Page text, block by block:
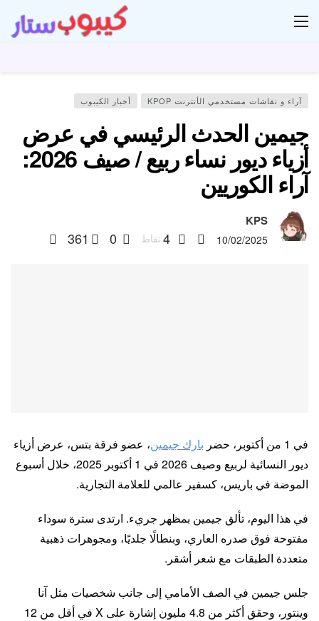
آراء و نقاشات مستخدمي الأنترنت KPOP أخبار الكيبوب
جيمين الحدث الرئيسي في عرض
أزياء ديور نساء ربيع / صيف 2026:
آراء الكوريين
KPS
10/02/2025
4 نقاط 0
361
في 1 من أكتوبر، حضر بارك جيمين، عضو فرقة بتس، عرض أزياء
ديور النسائية لربيع وصيف 2026 في 1 أكتوبر 2025، خلال أسبوع
الموضة في باريس، كسفير عالمي للعلامة التجارية.
في هذا اليوم، تألق جيمين بمظهر جريء. ارتدى سترة سوداء
مفتوحة فوق صدره العاري، وبنطالًا جلديًا، ومجوهرات ذهبية
متعددة الطبقات مع شعر أشقر.
جلس جيمين في الصف الأمامي إلى جانب شخصيات مثل آنا
وينتور، وحقق أكثر من 4.8 مليون إشارة على X في أقل من 12